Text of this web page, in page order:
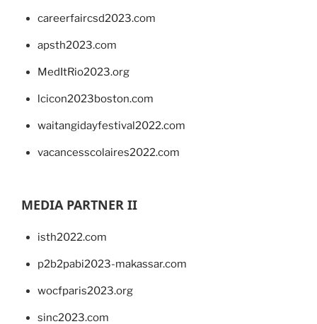
careerfaircsd2023.com
apsth2023.com
MedItRio2023.org
lcicon2023boston.com
waitangidayfestival2022.com
vacancesscolaires2022.com
MEDIA PARTNER II
isth2022.com
p2b2pabi2023-makassar.com
wocfparis2023.org
sinc2023.com